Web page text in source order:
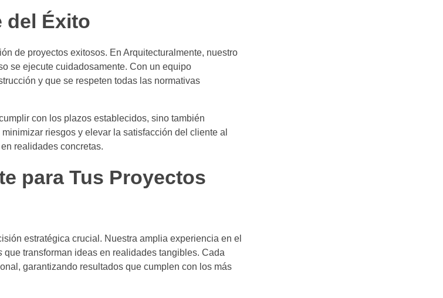
del Éxito
de proyectos exitosos. En Arquitecturalmente, nuestro
se ejecute cuidadosamente. Con un equipo
y que se respeten todas las normativas
con los plazos establecidos, sino también
riesgos y elevar la satisfacción del cliente al
realidades concretas.
para Tus Proyectos
estratégica crucial. Nuestra amplia experiencia en el
que transforman ideas en realidades tangibles. Cada
garantizando resultados que cumplen con los más